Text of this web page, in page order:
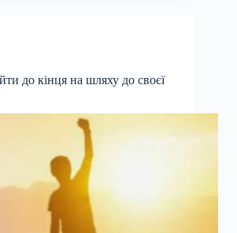
до кінця на шляху до своєї